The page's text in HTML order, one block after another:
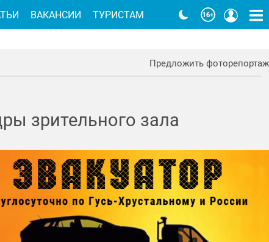
Предложить фоторепортаж
зрительного зала
ВАКАНСИИ ТУРИСТАМ